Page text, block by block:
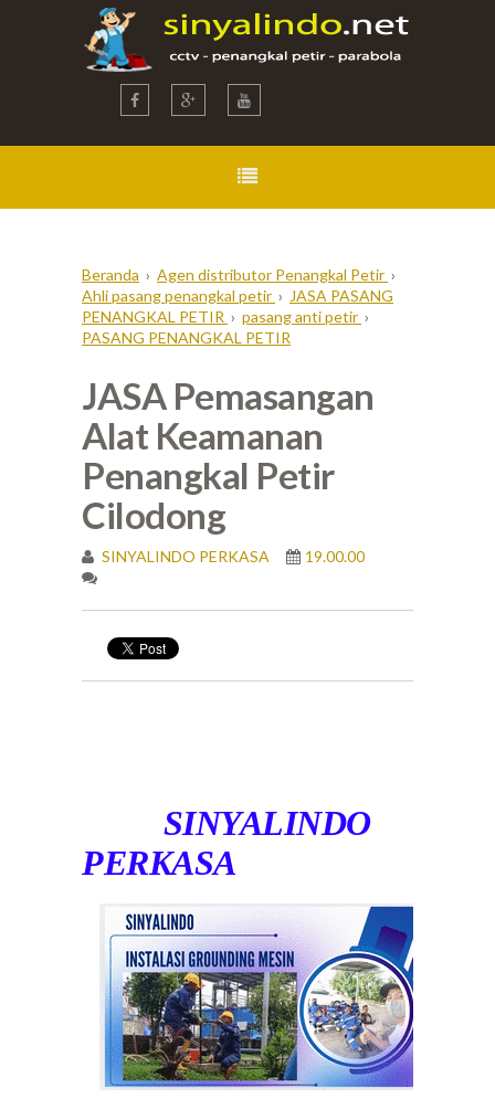
Beranda › Agen distributor Penangkal Petir ›
Ahli pasang penangkal petir › JASA PASANG
PENANGKAL PETIR › pasang anti petir ›
PASANG PENANGKAL PETIR
JASA Pemasangan
Alat Keamanan
Penangkal Petir
Cilodong
SINYALINDO PERKASA 19.00.00
SINYALINDO
PERKASA